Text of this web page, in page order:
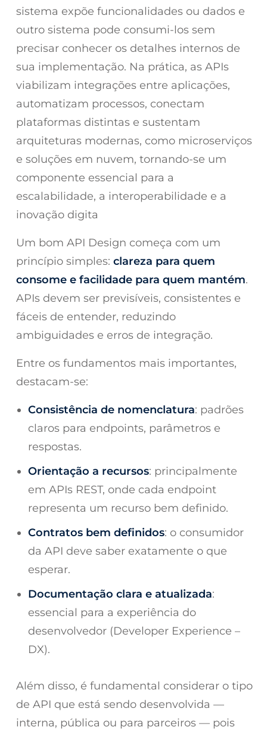
sistema expõe funcionalidades ou dados e
outro sistema pode consumi-los sem
precisar conhecer os detalhes internos de
sua implementação. Na prática, as APIs
viabilizam integrações entre aplicações,
automatizam processos, conectam
plataformas distintas e sustentam
arquiteturas modernas, como microserviços
e soluções em nuvem, tornando-se um
componente essencial para a
escalabilidade, a interoperabilidade e a
inovação digita
Um bom API Design começa com um
princípio simples:clareza para quem
consome e facilidade para quem mantém.
APIs devem ser previsíveis, consistentes e
fáceis de entender, reduzindo
ambiguidades e erros de integração.
Entre os fundamentos mais importantes,
destacam-se:
Consistência de nomenclatura: padrões
claros para endpoints, parâmetros e
respostas.
Orientação a recursos: principalmente
em APIs REST, onde cada endpoint
representa um recurso bem definido.
Contratos bem definidos: o consumidor
da API deve saber exatamente o que
esperar.
Documentação clara e atualizada:
essencial para a experiência do
desenvolvedor (Developer Experience –
DX).
Além disso, é fundamental considerar o tipo
de API que está sendo desenvolvida —
interna, pública ou para parceiros — pois